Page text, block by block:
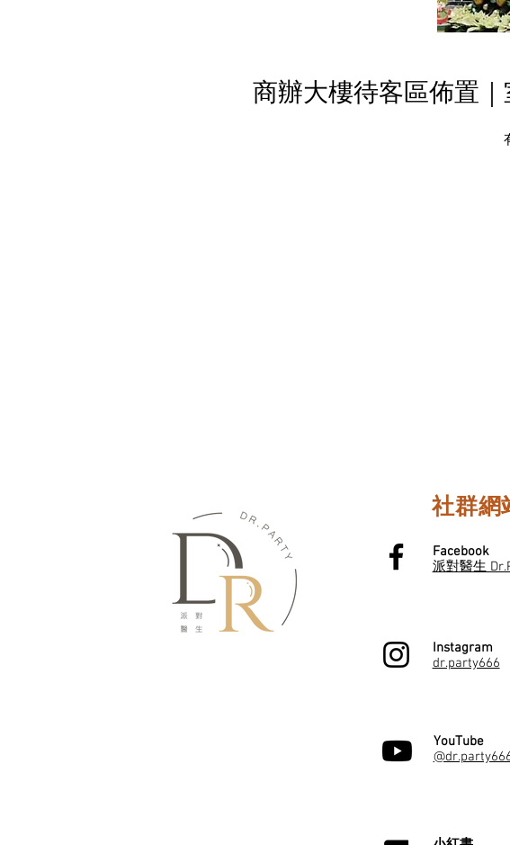
商辦大樓待客區佈置
社群網
Facebook
派對醫生
Instagram
dr.party666
YouTube